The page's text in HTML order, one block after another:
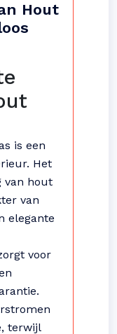
Hout
is een
Het
van hout
van
elegante
voor
terwijl